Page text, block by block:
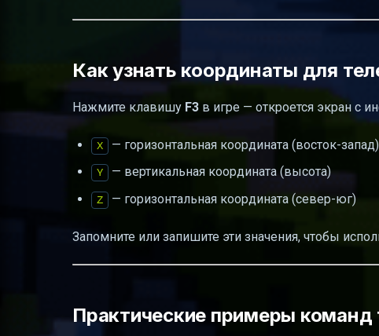
Как узнать координаты для
Нажмите клавишу F3 в игре — откроется экран с
X — горизонтальная координата (восток-запад)
Y — вертикальная координата (высота)
Z — горизонтальная координата (север-юг)
Запомните или запишите эти значения, чтобы
Практические примеры команд